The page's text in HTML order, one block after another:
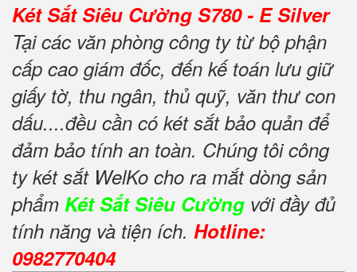
Két Sắt Siêu Cường S780 - E Silver
Tại các văn phòng công ty từ bộ phận
cấp cao giám đốc, đến kế toán lưu giữ
giấy tờ, thu ngân, thủ quỹ, văn thư con
dấu....đều cần có két sắt bảo quản để
đảm bảo tính an toàn. Chúng tôi công
ty két sắt WelKo cho ra mắt dòng sản
phẩm Két Sắt Siêu Cường với đầy đủ
tính năng và tiện ích. Hotline:
0982770404